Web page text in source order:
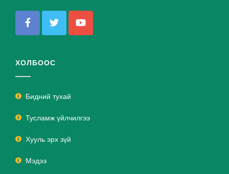
ХОЛБООС
Бидний тухай
Тусламж үйлчилгээ
Хууль эрх зүй
Мэдээ